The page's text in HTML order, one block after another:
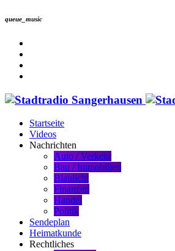
queue_music
Startseite
Videos
Nachrichten
Auto / Verkehr
Bau / Immobilien
Blaulicht
Finanzen
Handel
Politik
Sendeplan
Heimatkunde
Rechtliches